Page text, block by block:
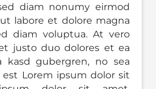
diam nonumy eirmod
labore et dolore magna
diam voluptua. At vero
justo duo dolores et ea
kasd gubergren, no sea
Lorem ipsum dolor sit